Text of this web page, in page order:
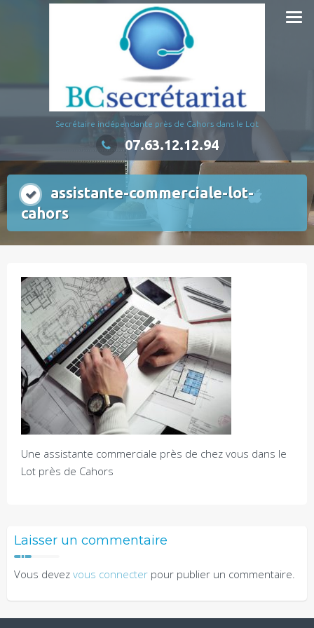
Secrétaire indépendante près de Cahors dans le Lot
07.63.12.12.94
assistante-commerciale-lot-
cahors
Une assistante commerciale près de chez vous dans le
Lot près de Cahors
Laisser un commentaire
Vous devez vous connecter pour publier un commentaire.